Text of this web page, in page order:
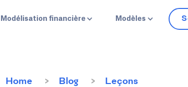
Modélisation financière Modèles
Home Blog Leçons